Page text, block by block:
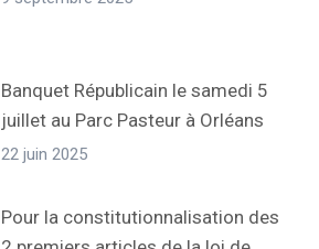
Banquet Républicain le samedi 5
juillet au Parc Pasteur à Orléans
22 juin 2025
Pour la constitutionnalisation des